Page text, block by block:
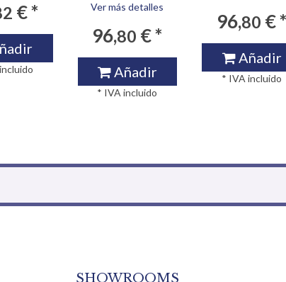
€ * Ver más detalles
96,80 € *
Añadir
* IVA incluido
96,80 € *
Añadir
* IVA incluido
SHOWROOMS